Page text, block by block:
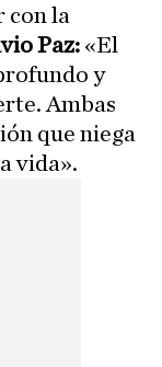
con la
Paz: «El
y
Ambas
que niega
vida».